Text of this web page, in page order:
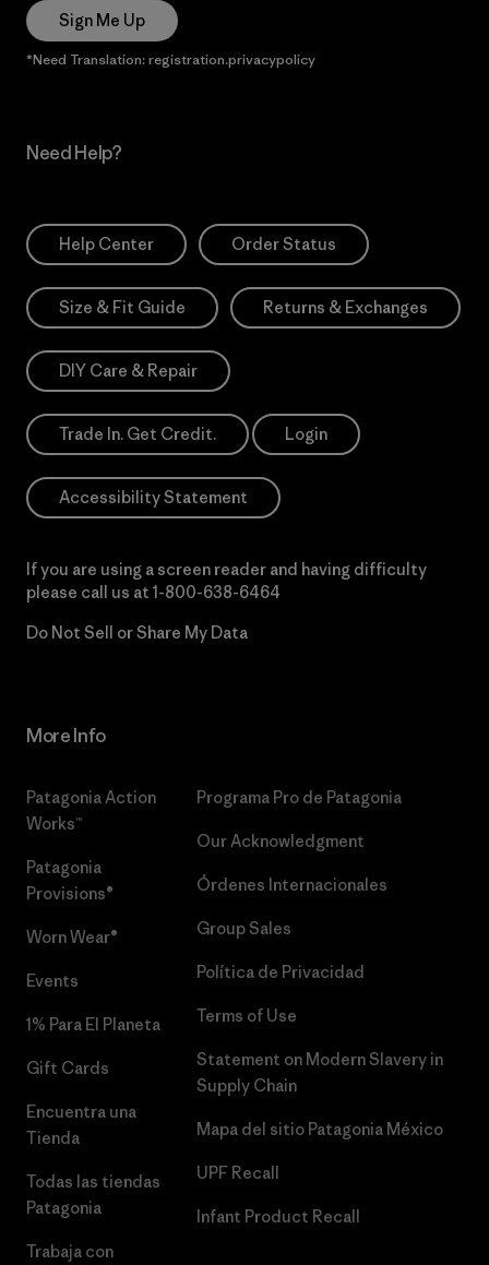
Sign Me Up
*Need Translation: registration.privacypolicy
Need Help?
Help Center Order Status
Size & Fit Guide Returns & Exchanges
DIY Care & Repair
Trade In. Get Credit. Login
Accessibility Statement
If you are using a screen reader and having difficulty
please call us at 1-800-638-6464
Do Not Sell or Share My Data
More Info
Patagonia Action
Works™
Patagonia
Provisions®
Worn Wear®
Events
1% Para El Planeta
Gift Cards
Encuentra una
Tienda
Todas las tiendas
Patagonia
Trabaja con
Programa Pro de Patagonia
Our Acknowledgment
Órdenes Internacionales
Group Sales
Política de Privacidad
Terms of Use
Statement on Modern Slavery in
Supply Chain
Mapa del sitio Patagonia México
UPF Recall
Infant Product Recall